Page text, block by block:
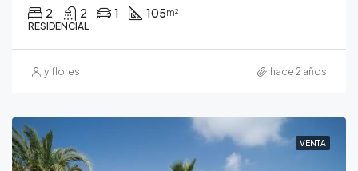
2 2 1 105m²
RESIDENCIAL
y.flores hace 2 años
VENTA